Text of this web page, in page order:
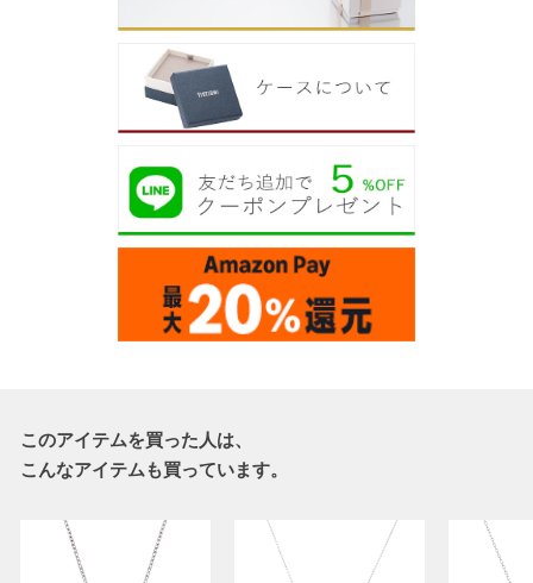
このアイテムを買った人は、
こんなアイテムも買っています。